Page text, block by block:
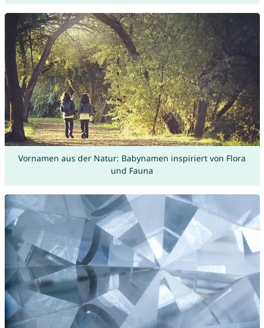
Vornamen aus der Natur: Babynamen inspiriert von Flora
und Fauna